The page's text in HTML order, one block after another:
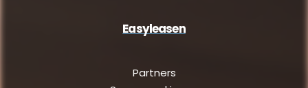
Easyleasen
Partners